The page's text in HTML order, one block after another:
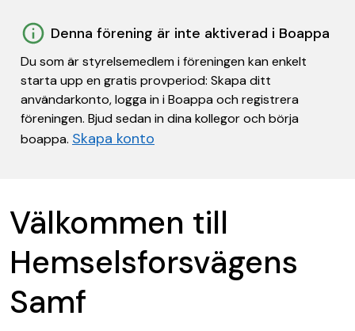
Denna förening är inte aktiverad i Boappa
Du som är styrelsemedlem i föreningen kan enkelt
starta upp en gratis provperiod: Skapa ditt
användarkonto, logga in i Boappa och registrera
föreningen. Bjud sedan in dina kollegor och börja
boappa. Skapa konto
Välkommen till
Hemselsforsvägens
Samf